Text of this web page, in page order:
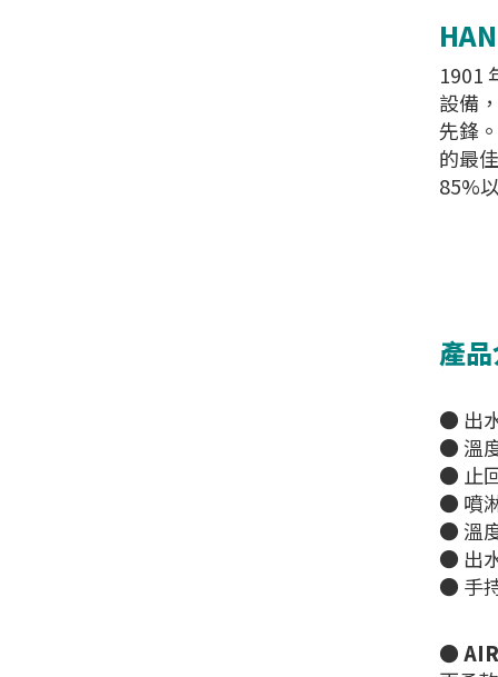
1901
設備
先鋒
的最
85%
產
● 出
● 溫
● 止
● 噴
● 溫
● 出
● 手
●